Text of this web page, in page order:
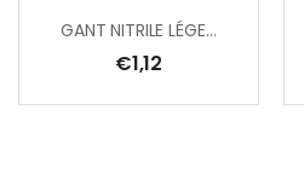
GANT NITRILE LÉGER – DOS AÉRÉ
€1,12